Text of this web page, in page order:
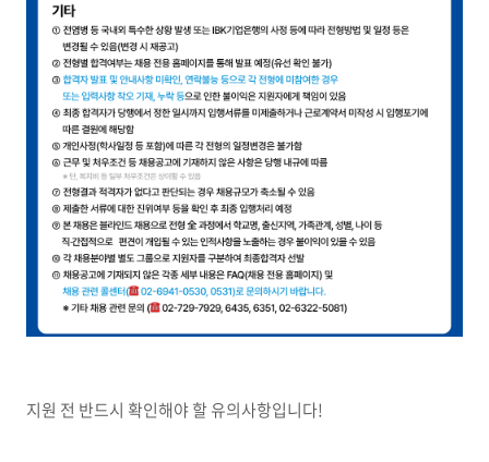
지원 전 반드시 확인해야 할 유의사항입니다!